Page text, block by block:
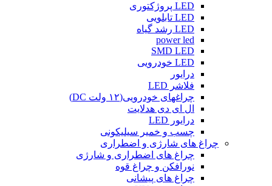
LED پروژکتوری
LED تابلویی
LED رشد گیاه
power led
SMD LED
LED خودرویی
درایور
فلاشر LED
چراغهای خودرویی(۱۲ ولت DC)
ال ای دی هدلایت
درایور LED
چسب و خمیر سیلیکونی
چراغ های شارژی و اضطراری
چراغ های اضطراری و شارژی
نورافکن و چراغ قوه
چراغ های پیشانی